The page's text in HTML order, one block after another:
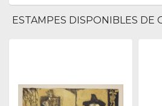
ESTAMPES DISPONIBLES DE